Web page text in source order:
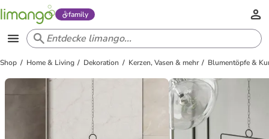
family
Shop Home & Living Dekoration Kerzen, Vasen & mehr Blumentöpfe &